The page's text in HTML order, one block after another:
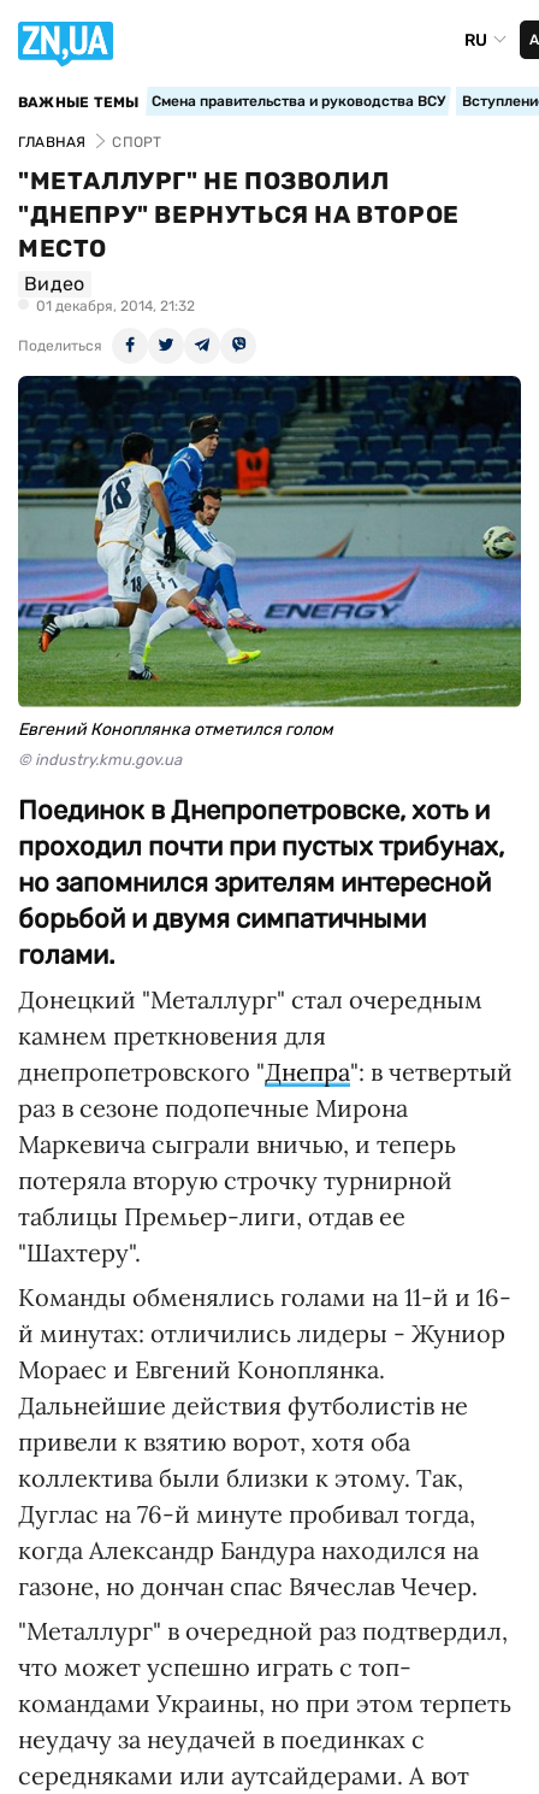
RU
ВАЖНЫЕ ТЕМЫ Смена правительства и руководства ВСУ
ГЛАВНАЯ СПОРТ
"МЕТАЛЛУРГ" НЕ ПОЗВОЛИЛ
"ДНЕПРУ" ВЕРНУТЬСЯ НА ВТОРОЕ
МЕСТО
Видео
01 декабря, 2014, 21:32
Поделиться
Евгений Коноплянка отметился голом
© industry.kmu.gov.ua
Поединок в Днепропетровске, хоть и
проходил почти при пустых трибунах,
но запомнился зрителям интересной
борьбой и двумя симпатичными
голами.
Донецкий "Металлург" стал очередным
камнем преткновения для
днепропетровского "Днепра": в четвертый
раз в сезоне подопечные Мирона
Маркевича сыграли вничью, и теперь
потеряла вторую строчку турнирной
таблицы Премьер-лиги, отдав ее
"Шахтеру".
Команды обменялись голами на 11-й и 16-
й минутах: отличились лидеры - Жуниор
Мораес и Евгений Коноплянка.
Дальнейшие действия футболистів не
привели к взятию ворот, хотя оба
коллектива были близки к этому. Так,
Дуглас на 76-й минуте пробивал тогда,
когда Александр Бандура находился на
газоне, но дончан спас Вячеслав Чечер.
"Металлург" в очередной раз подтвердил,
что может успешно играть с топ-
командами Украины, но при этом терпеть
неудачу за неудачей в поединках с
середняками или аутсайдерами. А вот